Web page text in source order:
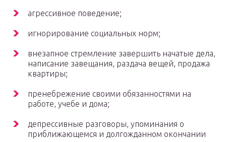
агрессивное поведение;
игнорирование социальных норм;
внезапное стремление завершить начатые дела,
написание завещания, раздача вещей, продажа
квартиры;
пренебрежение своими обязанностями на
работе, учебе и дома;
депрессивные разговоры, упоминания о
приближающемся и долгожданном окончании